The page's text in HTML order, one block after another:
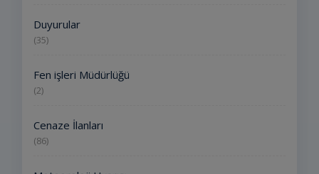
Duyurular
(35)
Fen işleri Müdürlüğü
(2)
Cenaze İlanları
(86)